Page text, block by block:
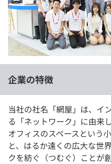
インタビュー
就活成功ガイド
リファレンス
プラン
個人向けプラン
学校向けプラン
契約内容・クーポン
再チャレンジ結果一覧
paiza times
note
企業の特徴
当社の社名「網屋」は、イ
る「ネットワーク」に由来
オフィスのスペースという
と、はるか遠くの広大な世
クを紡ぐ（つむぐ）ことが